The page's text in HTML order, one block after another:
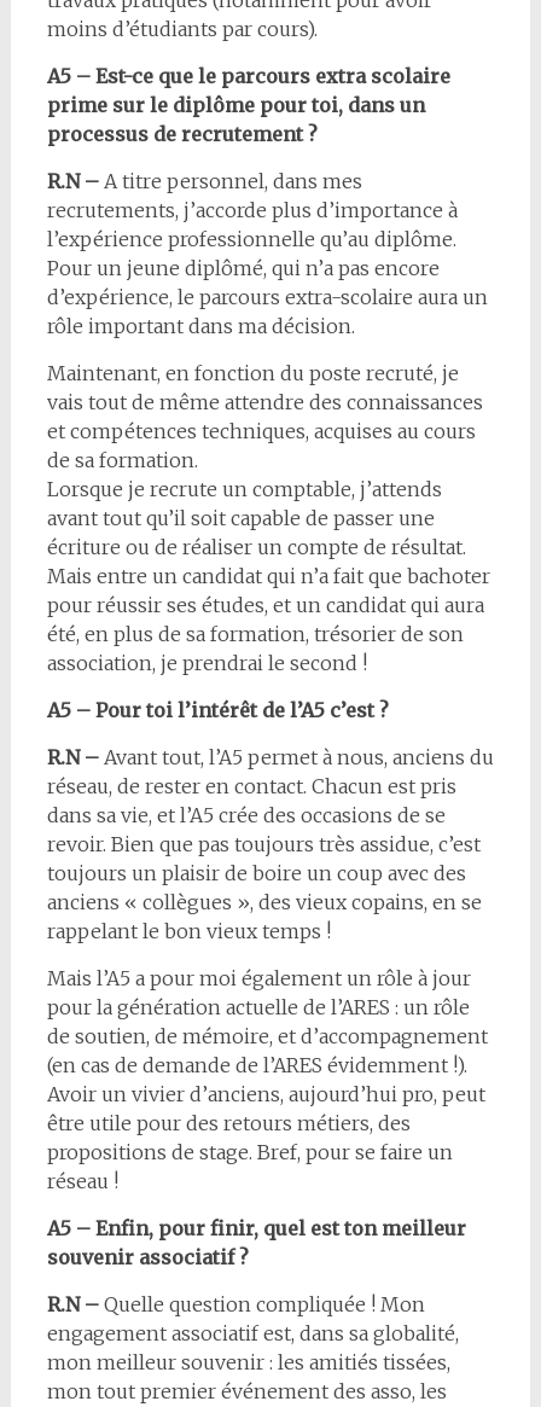
moins d’étudiants par cours).
A5 – Est-ce que le parcours extra scolaire
prime sur le diplôme pour toi, dans un
processus de recrutement ?
R.N –A titre personnel, dans mes
recrutements, j’accorde plus d’importance à
l’expérience professionnelle qu’au diplôme.
Pour un jeune diplômé, qui n’a pas encore
d’expérience, le parcours extra-scolaire aura un
rôle important dans ma décision.
Maintenant, en fonction du poste recruté, je
vais tout de même attendre des connaissances
et compétences techniques, acquises au cours
de sa formation.
Lorsque je recrute un comptable, j’attends
avant tout qu’il soit capable de passer une
écriture ou de réaliser un compte de résultat.
Mais entre un candidat qui n’a fait que bachoter
pour réussir ses études, et un candidat qui aura
été, en plus de sa formation, trésorier de son
association, je prendrai le second !
A5 – Pour toi l’intérêt de l’A5 c’est ?
R.N –Avant tout, l’A5 permet à nous, anciens du
réseau, de rester en contact. Chacun est pris
dans sa vie, et l’A5 crée des occasions de se
revoir. Bien que pas toujours très assidue, c’est
toujours un plaisir de boire un coup avec des
anciens « collègues », des vieux copains, en se
rappelant le bon vieux temps !
Mais l’A5 a pour moi également un rôle à jour
pour la génération actuelle de l’ARES : un rôle
de soutien, de mémoire, et d’accompagnement
(en cas de demande de l’ARES évidemment !).
Avoir un vivier d’anciens, aujourd’hui pro, peut
être utile pour des retours métiers, des
propositions de stage. Bref, pour se faire un
réseau !
A5 – Enfin, pour finir, quel est ton meilleur
souvenir associatif ?
R.N –Quelle question compliquée ! Mon
engagement associatif est, dans sa globalité,
mon meilleur souvenir : les amitiés tissées,
mon tout premier événement des asso, les